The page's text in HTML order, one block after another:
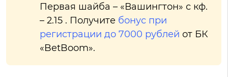
Первая шайба – «Вашингтон» с кф.
– 2.15 . Получите бонус при
регистрации до 7000 рублей от БК
«BetBoom».